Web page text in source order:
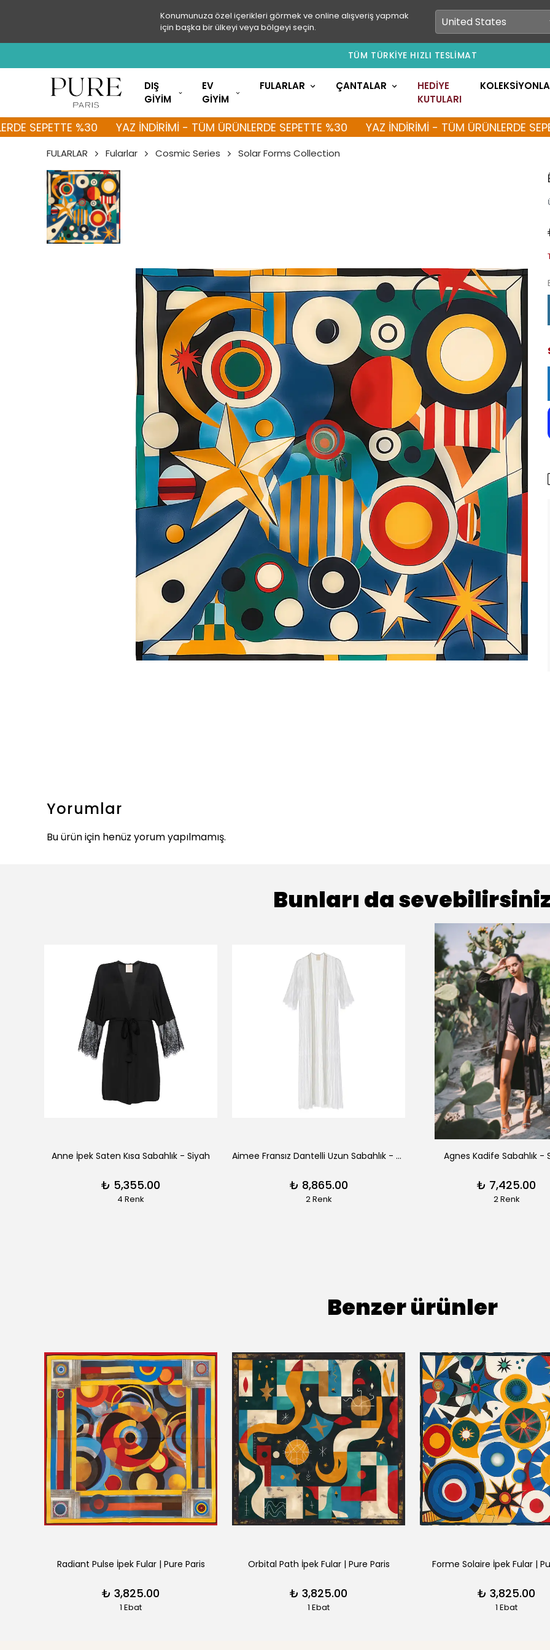
Konumunuza özel içerikleri görmek ve online alışveriş yapmak
için başka bir ülkeyi veya bölgeyi seçin.
TÜM TÜRKİYE HIZLI TESLİMAT
DIŞ
GİYİM
EV
GİYİM
FULARLAR ÇANTALAR
HEDİYE
KUTULARI
%30 YAZ İNDİRİMİ - TÜM ÜRÜNLERDE SEPETTE %30 YAZ İNDİRİMİ - TÜM ÜRÜNLERDE SEPETTE
FULARLAR Fularlar Cosmic Series Solar Forms Collection
Yorumlar
Bu ürün için henüz yorum yapılmamış.
Bunları da
Anne İpek Saten Kısa Sabahlık - Siyah
₺ 5,355.00
4 Renk
Aimee Fransız Dantelli Uzun Sabahlık - Siyah
₺ 8,865.00
2 Renk
Agnes Kadife Sabahlık -
₺ 7,425.00
2 Renk
Benzer ürünler
Radiant Pulse İpek Fular | Pure Paris
₺ 3,825.00
1 Ebat
Orbital Path İpek Fular | Pure Paris
₺ 3,825.00
1 Ebat
Forme Solaire İpek Fular |
₺ 3,825.00
1 Ebat